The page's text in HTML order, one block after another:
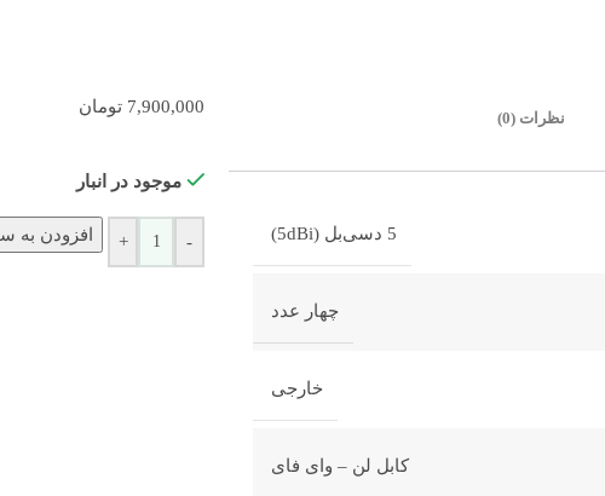
نظرات (0)
5 دسی‌بل (5dBi)
چهار عدد
خارجی
کابل لن – وای فای
7,900,000 تومان
موجود در انبار
-
+ افزودن به